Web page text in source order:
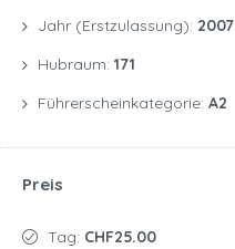
Jahr (Erstzulassung): 2007
Hubraum: 171
Führerscheinkategorie: A2
Preis
Tag: CHF25.00